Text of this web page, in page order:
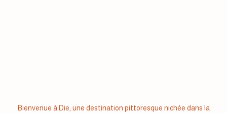
Bienvenue à Die, une destination pittoresque nichée dans la